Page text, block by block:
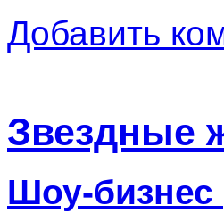
Добавить
Звездные
Шоу-бизнес